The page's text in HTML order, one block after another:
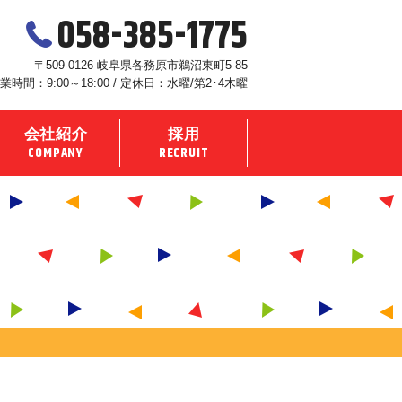
058-385-1775
〒509-0126 岐阜県各務原市鵜沼東町5-85
時間：9:00～18:00 / 定休日：水曜/第2･4木曜
会社紹介
COMPANY
採用
RECRUIT